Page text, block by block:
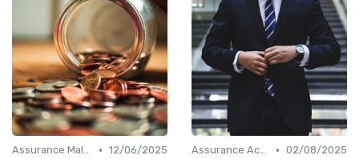
Assurance Maladie • 12/06/2025
Assurance Accident • 02/08/2025